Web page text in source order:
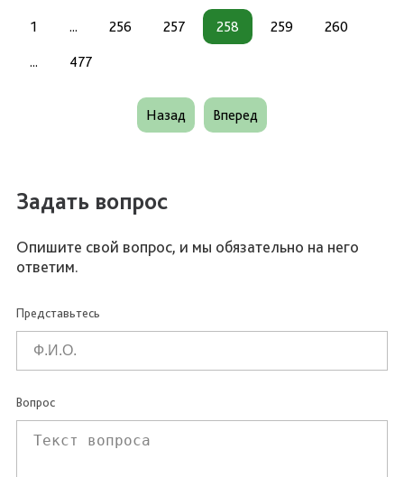
1 ... 256 257 258 259 260
... 477
Назад Вперед
Задать вопрос
Опишите свой вопрос, и мы обязательно на него
ответим.
Представьтесь
Вопрос